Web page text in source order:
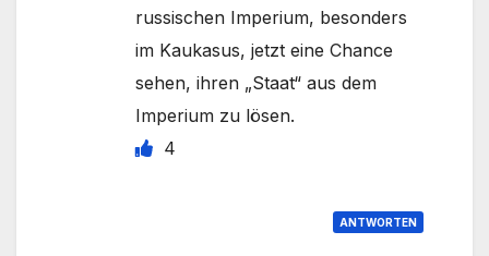
russischen Imperium, besonders
im Kaukasus, jetzt eine Chance
sehen, ihren „Staat“ aus dem
Imperium zu lösen.
4
ANTWORTEN